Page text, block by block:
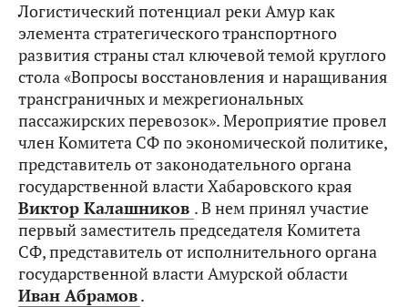
Логистический потенциал реки Амур как
элемента стратегического транспортного
развития страны стал ключевой темой круглого
стола «Вопросы восстановления и наращивания
трансграничных и межрегиональных
пассажирских перевозок». Мероприятие провел
член Комитета СФ по экономической политике,
представитель от законодательного органа
государственной власти Хабаровского края
Виктор Калашников . В нем принял участие
первый заместитель председателя Комитета
СФ, представитель от исполнительного органа
государственной власти Амурской области
Иван Абрамов.